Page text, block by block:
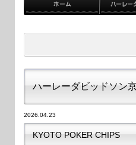
ハーレーダビッドソン
2026.04.23
KYOTO POKER CHIPS